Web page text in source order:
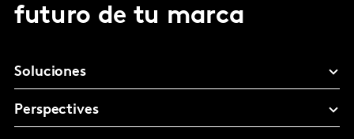
futuro de tu marca
Soluciones
Perspectives